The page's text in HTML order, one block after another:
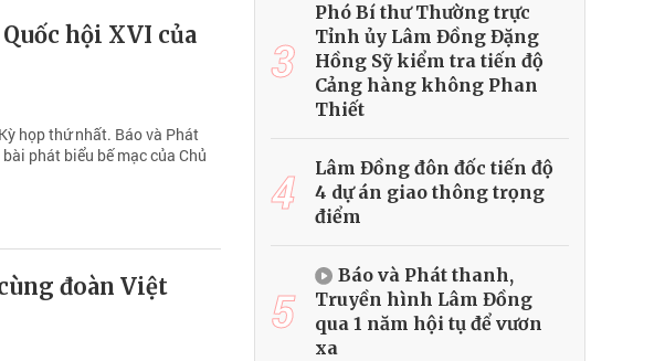
hội XVI của
họp thứ nhất. Báo và Phát
phát biểu bế mạc của Chủ
đoàn Việt
3
Phó Bí thư Thường trực
Tỉnh ủy Lâm Đồng Đặng
Hồng Sỹ kiểm tra tiến độ
Cảng hàng không Phan
Thiết
4
Lâm Đồng đôn đốc tiến độ
4 dự án giao thông trọng
điểm
5
Báo và Phát thanh,
Truyền hình Lâm Đồng
qua 1 năm hội tụ để vươn
xa